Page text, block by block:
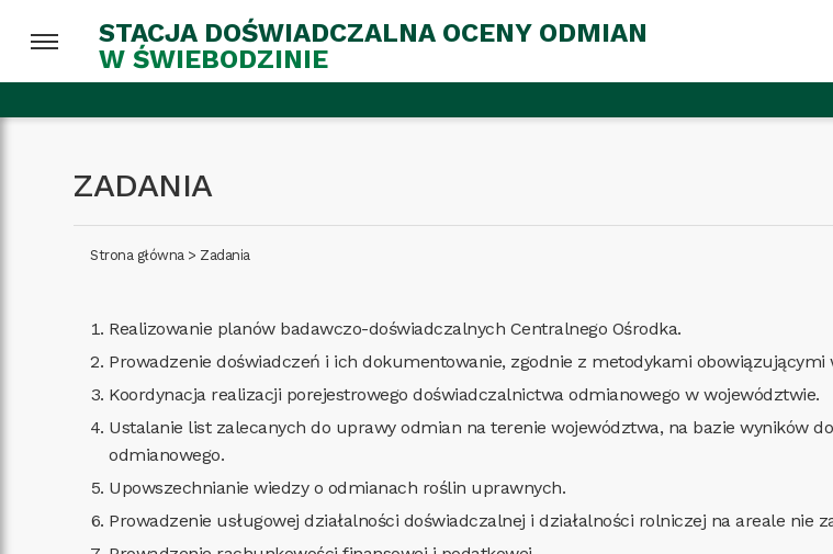
STACJA DOŚWIADCZALNA OCENY ODMIAN
W ŚWIEBODZINIE
ZADANIA
Strona główna> Zadania
Realizowanie planów badawczo-doświadczalnych Centralnego Ośrodka.
Prowadzenie doświadczeń i ich dokumentowanie, zgodnie z metodykami obowiązującymi
Koordynacja realizacji porejestrowego doświadczalnictwa odmianowego w województwie.
Ustalanie list zalecanych do uprawy odmian na terenie województwa, na bazie wyników
odmianowego.
Upowszechnianie wiedzy o odmianach roślin uprawnych.
Prowadzenie usługowej działalności doświadczalnej i działalności rolniczej na areale